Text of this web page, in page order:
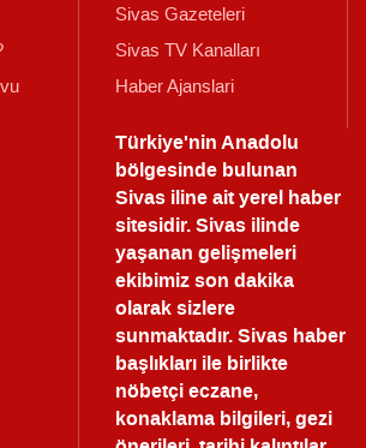
Sivas Gazeteleri
Sivas TV Kanalları
Haber Ajanslari
Türkiye'nin Anadolu
bölgesinde bulunan
Sivas iline ait yerel haber
sitesidir. Sivas ilinde
yaşanan gelişmeleri
ekibimiz son dakika
olarak sizlere
sunmaktadır.Sivas haber
başlıkları ile birlikte
nöbetçi eczane,
konaklama bilgileri, gezi